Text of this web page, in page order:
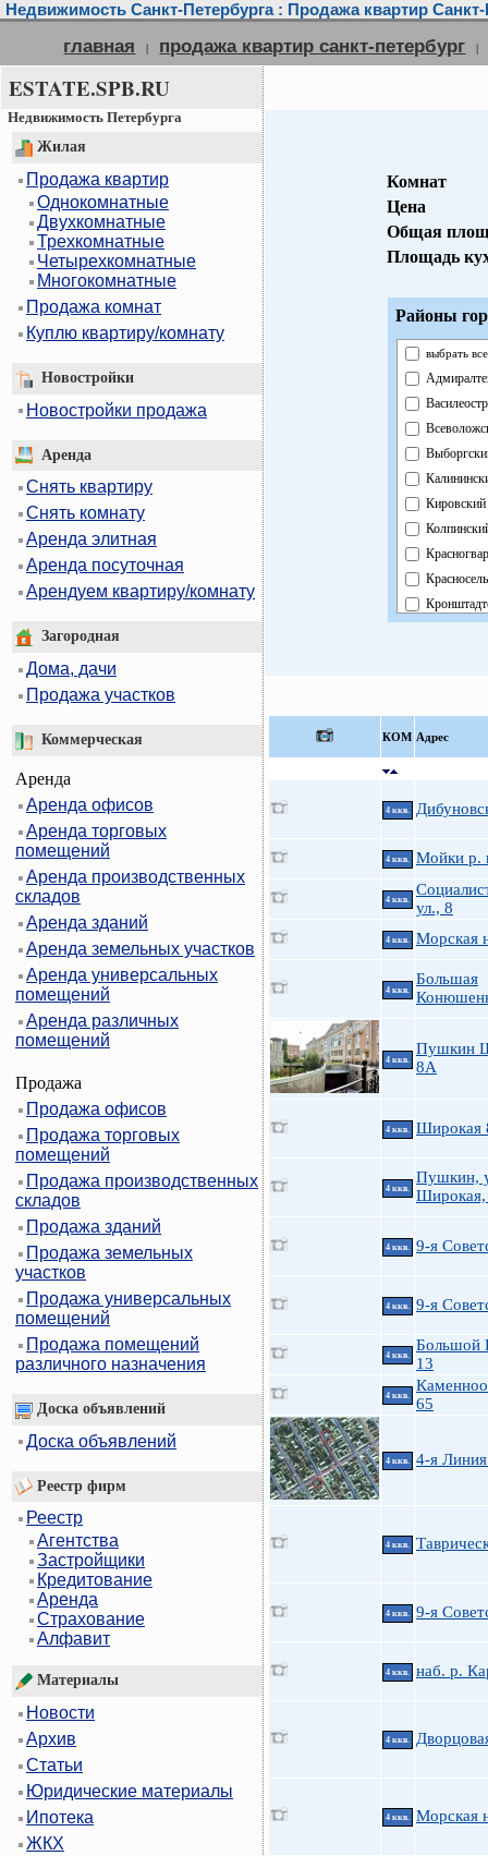
Недвижимость Санкт-Петербурга : Продажа квартир Санкт-
главная | продажа квартир санкт-петербург |
ESTATE.SPB.RU
Недвижимость Петербурга
Жилая
Продажа квартир
Однокомнатные
Двухкомнатные
Трехкомнатные
Четырехкомнатные
Многокомнатные
Продажа комнат
Куплю квартиру/комнату
Новостройки
Новостройки продажа
Аренда
Снять квартиру
Снять комнату
Аренда элитная
Аренда посуточная
Арендуем квартиру/комнату
Загородная
Дома, дачи
Продажа участков
Коммерческая
Аренда
Аренда офисов
Аренда торговых
помещений
Аренда производственных
складов
Аренда зданий
Аренда земельных участков
Аренда универсальных
помещений
Аренда различных
помещений
Продажа
Продажа офисов
Продажа торговых
помещений
Продажа производственных
складов
Продажа зданий
Продажа земельных
участков
Продажа универсальных
помещений
Продажа помещений
различного назначения
Доска объявлений
Доска объявлений
Реестр фирм
Реестр
Агентства
Застройщики
Кредитование
Аренда
Страхование
Алфавит
Материалы
Новости
Архив
Статьи
Юридические материалы
Ипотека
ЖКХ
Комнат
Цена
Общая
Площадь
Районы
выбрать все
Кировский
КOМ Адрес
4 ккв.
4 ккв. Мойки р.
4 ккв.
ул., 8
4 ккв. Морская
4 ккв.
Большая
4 ккв.
Пушкин
8А
4 ккв. Широкая
4 ккв.
Пушкин,
4 ккв. 9-я
4 ккв. 9-я
4 ккв.
Большой
13
4 ккв.
65
4 ккв. 4-я
4 ккв.
4 ккв. 9-я
4 ккв. наб. р.
4 ккв.
4 ккв. Морская